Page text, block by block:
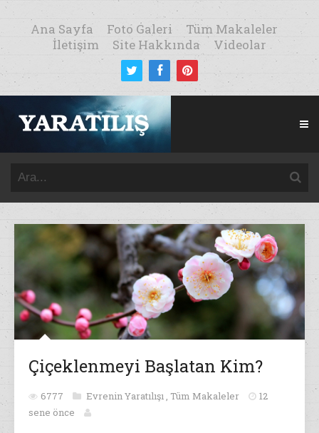
Ana Sayfa Foto Galeri
Tüm Makaleler
İletişim
Site Hakkında Videolar
Çiçeklenmeyi Başlatan Kim?
6777 Evrenin Yaratılışı , Tüm Makaleler
12
sene önce